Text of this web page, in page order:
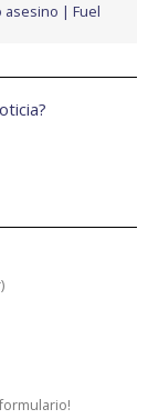
asesino
Fuel
)